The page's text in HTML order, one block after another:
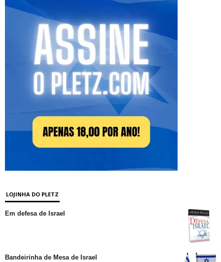
LOJINHA DO PLETZ
Em defesa de Israel
Bandeirinha de Mesa de Israel